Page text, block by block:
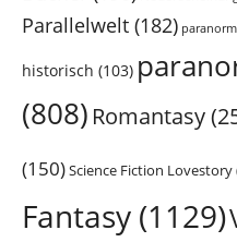
Parallelwelt (182)
historisch (103)
(808) Romantasy
(150)Science Fiction Lovestory
Fantasy (1129)